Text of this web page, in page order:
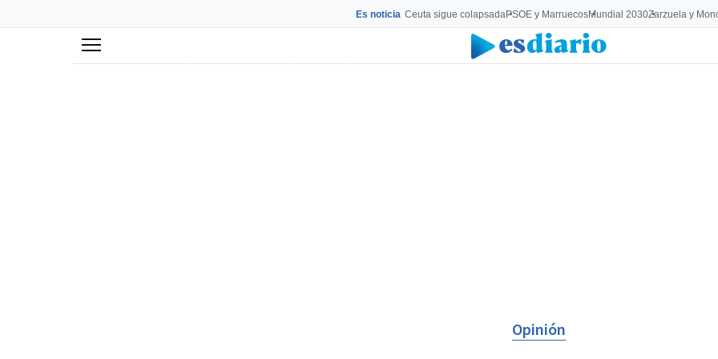
Es noticia Ceuta sigue colapsadaPSOE y MarruecosMundial 2030Zarzuela y
Menú
Opinión